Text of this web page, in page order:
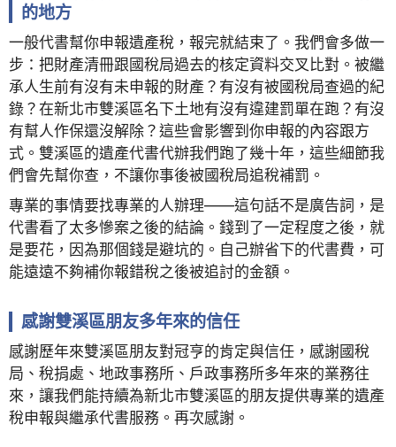
的地方
一般代書幫你申報遺產稅，報完就結束了。我們會多做一
步：把財產清冊跟國稅局過去的核定資料交叉比對。被繼
承人生前有沒有未申報的財產？有沒有被國稅局查過的紀
錄？在新北市雙溪區名下土地有沒有違建罰單在跑？有沒
有幫人作保還沒解除？這些會影響到你申報的內容跟方
式。雙溪區的遺產代書代辦我們跑了幾十年，這些細節我
們會先幫你查，不讓你事後被國稅局追稅補罰。
專業的事情要找專業的人辦理——這句話不是廣告詞，是
代書看了太多慘案之後的結論。錢到了一定程度之後，就
是要花，因為那個錢是避坑的。自己辦省下的代書費，可
能遠遠不夠補你報錯稅之後被追討的金額。
感謝雙溪區朋友多年來的信任
感謝歷年來雙溪區朋友對冠亨的肯定與信任，感謝國稅
局、稅捐處、地政事務所、戶政事務所多年來的業務往
來，讓我們能持續為新北市雙溪區的朋友提供專業的遺產
稅申報與繼承代書服務。再次感謝。